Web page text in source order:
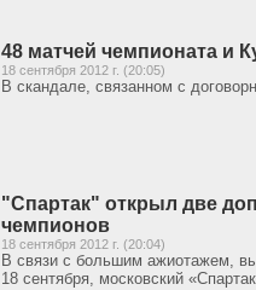
48 матчей чемпионата и
18 сентября 2012 г. (20:05)
В скандале, связанном с
"Спартак" открыл две
чемпионов
18 сентября 2012 г. (20:04)
В связи с большим ажиотажем,
18 сентября, московский